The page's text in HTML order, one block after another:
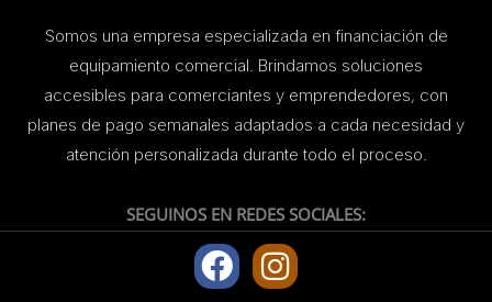
Somos una empresa especializada en financiación de
equipamiento comercial. Brindamos soluciones
accesibles para comerciantes y emprendedores, con
planes de pago semanales adaptados a cada necesidad y
atención personalizada durante todo el proceso.
SEGUINOS EN REDES SOCIALES:
F
a
I
n